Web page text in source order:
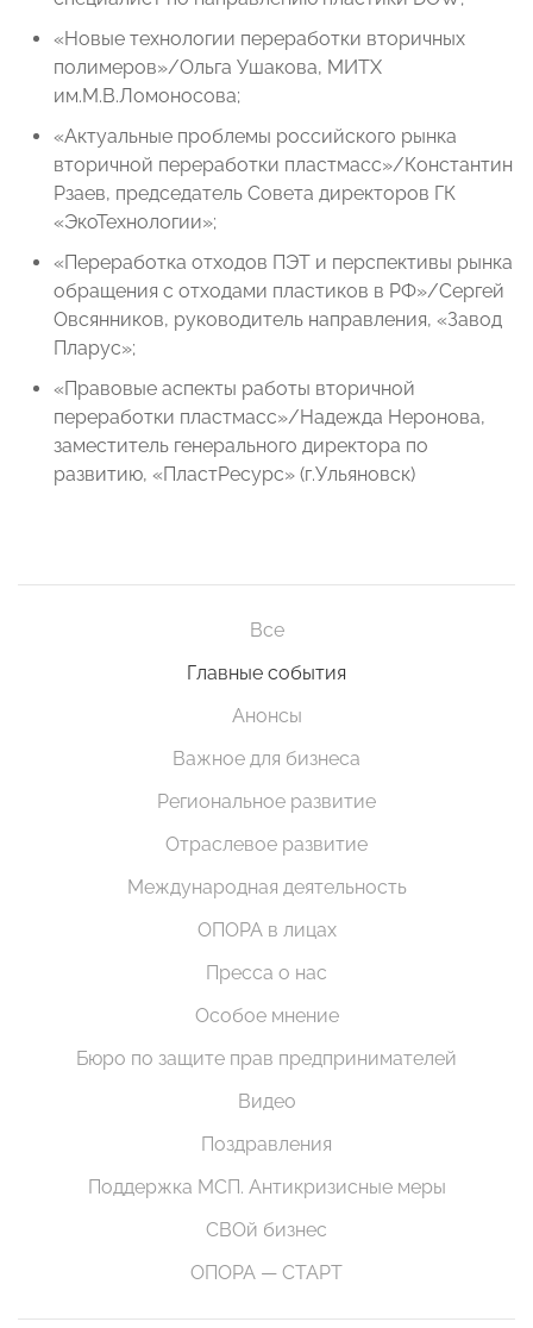
«Новые технологии переработки вторичных
полимеров»/Ольга Ушакова, МИТХ
им.М.В.Ломоносова;
«Актуальные проблемы российского рынка
вторичной переработки пластмасс»/Константин
Рзаев, председатель Совета директоров ГК
«ЭкоТехнологии»;
«Переработка отходов ПЭТ и перспективы рынка
обращения с отходами пластиков в РФ»/Сергей
Овсянников, руководитель направления, «Завод
Пларус»;
«Правовые аспекты работы вторичной
переработки пластмасс»/Надежда Неронова,
заместитель генерального директора по
развитию, «ПластРесурс» (г.Ульяновск)
Все
Главные события
Анонсы
Важное для бизнеса
Региональное развитие
Отраслевое развитие
Международная деятельность
ОПОРА в лицах
Пресса о нас
Особое мнение
Бюро по защите прав предпринимателей
Видео
Поздравления
Поддержка МСП. Антикризисные меры
СВОй бизнес
ОПОРА — СТАРТ